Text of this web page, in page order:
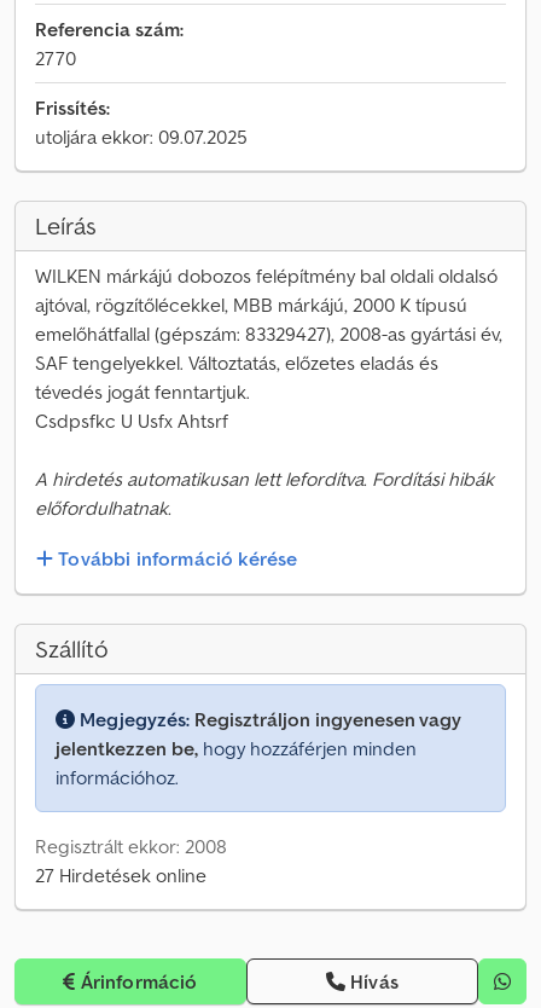
Referencia szám:
2770
Frissítés:
utoljára ekkor: 09.07.2025
Leírás
WILKEN márkájú dobozos felépítmény bal oldali oldalsó
ajtóval, rögzítőlécekkel, MBB márkájú, 2000 K típusú
emelőhátfallal (gépszám: 83329427), 2008-as gyártási év,
SAF tengelyekkel. Változtatás, előzetes eladás és
tévedés jogát fenntartjuk.
Csdpsfkc U Usfx Ahtsrf
A hirdetés automatikusan lett lefordítva. Fordítási hibák
előfordulhatnak.
További információ kérése
Szállító
Megjegyzés: Regisztráljon ingyenesen vagy
jelentkezzen be, hogy hozzáférjen minden
információhoz.
Regisztrált ekkor: 2008
27 Hirdetések online
Árinformáció Hívás